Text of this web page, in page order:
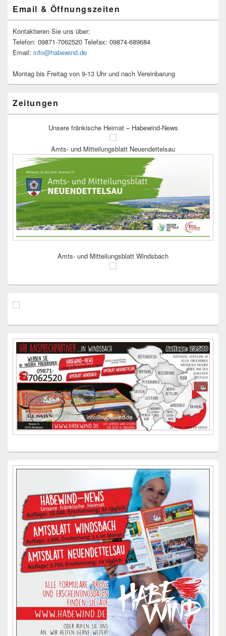
Email & Öffnungszeiten
Kontaktieren Sie uns über:
Telefon: 09871-7062520 Telefax: 09874-689684
Email: info@habewind.de
Montag bis Freitag von 9-13 Uhr und nach Vereinbarung
Zeitungen
Unsere fränkische Heimat – Habewind-News
Amts- und Mitteilungsblatt Neuendettelsau
Amts- und Mitteilungsblatt Windsbach